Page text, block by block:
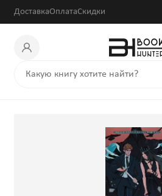
ДоставкаОплатаСкидки